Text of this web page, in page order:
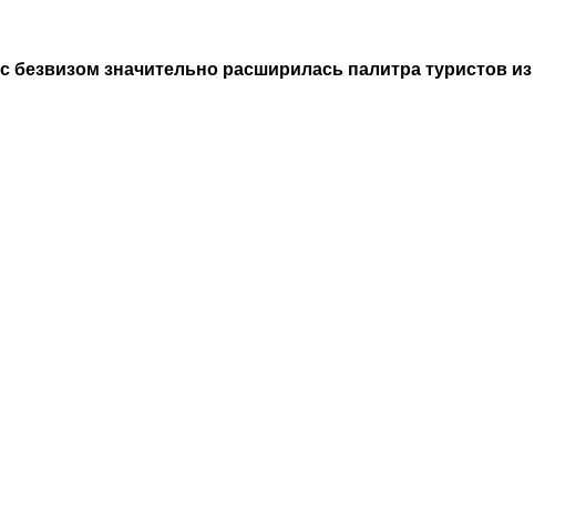
безвизом значительно расширилась палитра туристов из